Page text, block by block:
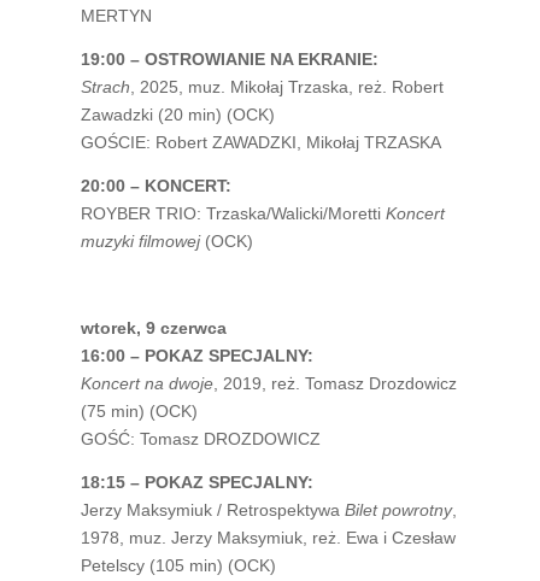
MERTYN
19:00 – OSTROWIANIE NA EKRANIE:
Strach , 2025, muz. Mikołaj Trzaska, reż. Robert
Zawadzki (20 min) (OCK)
GOŚCIE: Robert ZAWADZKI, Mikołaj TRZASKA
20:00 – KONCERT:
ROYBER TRIO: Trzaska/Walicki/MorettiKoncert
muzyki filmowej(OCK)
wtorek, 9 czerwca
16:00 – POKAZ SPECJALNY:
Koncert na dwoje , 2019, reż. Tomasz Drozdowicz
(75 min) (OCK)
GOŚĆ: Tomasz DROZDOWICZ
18:15 – POKAZ SPECJALNY:
Jerzy Maksymiuk / RetrospektywaBilet powrotny,
1978, muz. Jerzy Maksymiuk, reż. Ewa i Czesław
Petelscy (105 min) (OCK)